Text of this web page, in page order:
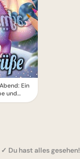
Ein
und
✓ Du hast alles gesehen!